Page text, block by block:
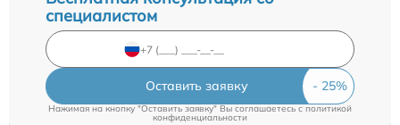
специалистом
Оставить заявку
Нажимая на кнопку "Оставить заявку" Вы соглашаетесь c политикой
конфиденциальности